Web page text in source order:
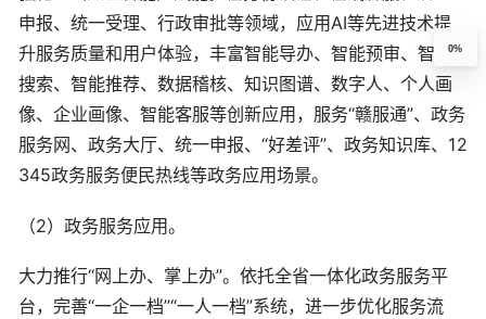
申报、统一受理、行政审批等领域，应用AI等先进技术提
升服务质量和用户体验，丰富智能导办、智能预审、智能
搜索、智能推荐、数据稽核、知识图谱、数字人、个人画
像、企业画像、智能客服等创新应用，服务“赣服通”、政务
服务网、政务大厅、统一申报、“好差评”、政务知识库、12
345政务服务便民热线等政务应用场景。
（2）政务服务应用。
大力推行“网上办、掌上办”。依托全省一体化政务服务平
台，完善“一企一档”“一人一档”系统，进一步优化服务流
0%